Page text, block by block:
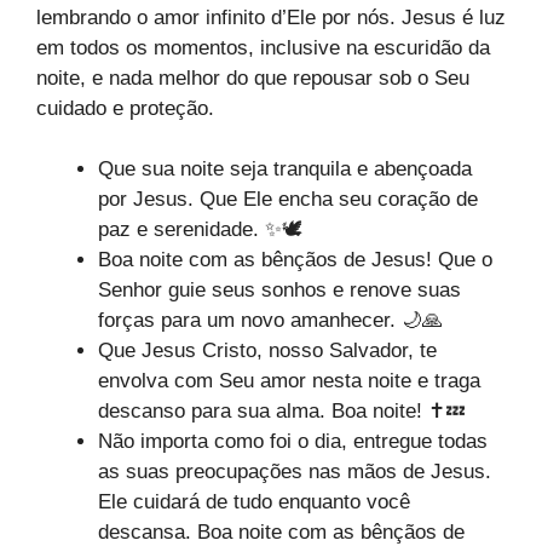
lembrando o amor infinito d’Ele por nós. Jesus é luz
em todos os momentos, inclusive na escuridão da
noite, e nada melhor do que repousar sob o Seu
cuidado e proteção.
Que sua noite seja tranquila e abençoada
por Jesus. Que Ele encha seu coração de
paz e serenidade. ✨🕊️
Boa noite com as bênçãos de Jesus! Que o
Senhor guie seus sonhos e renove suas
forças para um novo amanhecer. 🌙🙏
Que Jesus Cristo, nosso Salvador, te
envolva com Seu amor nesta noite e traga
descanso para sua alma. Boa noite! ✝️💤
Não importa como foi o dia, entregue todas
as suas preocupações nas mãos de Jesus.
Ele cuidará de tudo enquanto você
descansa. Boa noite com as bênçãos de